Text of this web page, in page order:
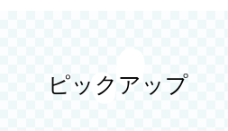
ピックアップ